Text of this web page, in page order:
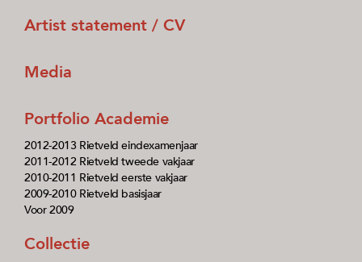
Artist statement / CV
Media
Portfolio Academie
2012-2013 Rietveld eindexamenjaar
2011-2012 Rietveld tweede vakjaar
2010-2011 Rietveld eerste vakjaar
2009-2010 Rietveld basisjaar
Voor 2009
Collectie